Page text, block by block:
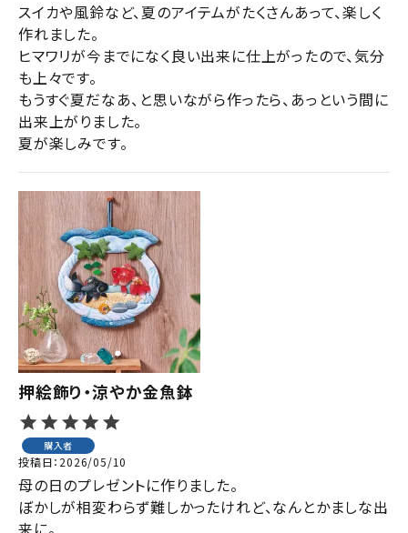
スイカや風鈴など、夏のアイテムがたくさんあって、楽しく
作れました。
ヒマワリが今までになく良い出来に仕上がったので、気分
も上々です。
もうすぐ夏だなあ、と思いながら作ったら、あっという間に
出来上がりました。
夏が楽しみです。
押絵飾り・涼やか金魚鉢
購入者
投稿日 2026/05/10
母の日のプレゼントに作りました。
ぼかしが相変わらず難しかったけれど、なんとかましな出
来に。